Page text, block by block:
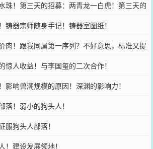
珠！第三天的招募：两青龙一白虎！第三天的
铸器宗师随身手记！铸器室图纸！
肉！跟我同属第一序列？不好意思，标准又提
惊人收益！与李国玺的二次合作！
影响兽潮规模的原因！深渊的影响力！
！弱小的狗头人！
服狗头人部落！
建设发展领地！